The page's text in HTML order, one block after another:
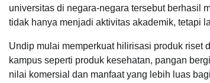
universitas di negara-negara tersebut berhasil
tidak hanya menjadi aktivitas akademik, tetapi
Undip mulai memperkuat hilirisasi produk riset
kampus seperti produk kesehatan, pangan
nilai komersial dan manfaat yang lebih luas